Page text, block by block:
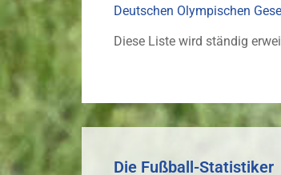
Deutschen Olympischen
Diese Liste wird ständig
Die Fußball-Statistiker